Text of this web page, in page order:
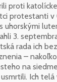
proti
protestanti v
uhorskými
3.
rada ich
–
na
Ich